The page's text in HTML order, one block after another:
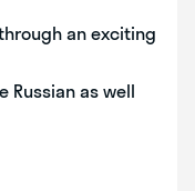
an exciting
Russian as well